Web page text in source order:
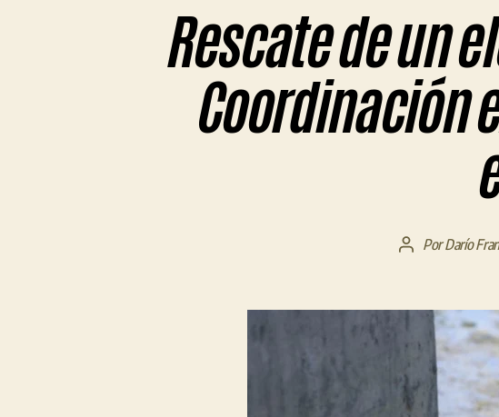
Rescate de un
Coordinación
Autor
entrada
PorDarío